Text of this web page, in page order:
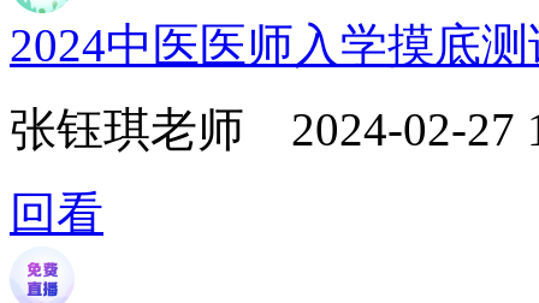
2024中医医师入学摸底
张钰琪老师 2024-02-27
回看